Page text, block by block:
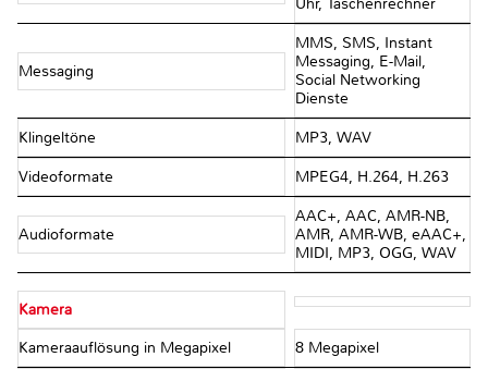
Uhr, Taschenrechner
Messaging
MMS, SMS, Instant
Messaging, E-Mail,
Social Networking
Dienste
Klingeltöne MP3, WAV
Videoformate MPEG4, H.264, H.263
Audioformate
AAC+, AAC, AMR-NB,
AMR, AMR-WB, eAAC+,
MIDI, MP3, OGG, WAV
Kamera
Kameraauflösung in Megapixel 8 Megapixel